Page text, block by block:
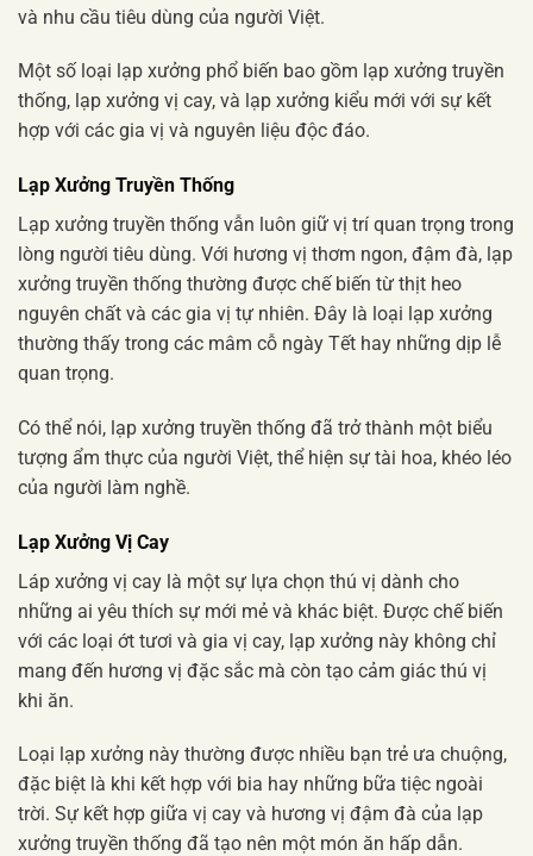
và nhu cầu tiêu dùng của người Việt.
Một số loại lạp xưởng phổ biến bao gồm lạp xưởng truyền
thống, lạp xưởng vị cay, và lạp xưởng kiểu mới với sự kết
hợp với các gia vị và nguyên liệu độc đáo.
Lạp Xưởng Truyền Thống
Lạp xưởng truyền thống vẫn luôn giữ vị trí quan trọng trong
lòng người tiêu dùng. Với hương vị thơm ngon, đậm đà, lạp
xưởng truyền thống thường được chế biến từ thịt heo
nguyên chất và các gia vị tự nhiên. Đây là loại lạp xưởng
thường thấy trong các mâm cỗ ngày Tết hay những dịp lễ
quan trọng.
Có thể nói, lạp xưởng truyền thống đã trở thành một biểu
tượng ẩm thực của người Việt, thể hiện sự tài hoa, khéo léo
của người làm nghề.
Lạp Xưởng Vị Cay
Láp xưởng vị cay là một sự lựa chọn thú vị dành cho
những ai yêu thích sự mới mẻ và khác biệt. Được chế biến
với các loại ớt tươi và gia vị cay, lạp xưởng này không chỉ
mang đến hương vị đặc sắc mà còn tạo cảm giác thú vị
khi ăn.
Loại lạp xưởng này thường được nhiều bạn trẻ ưa chuộng,
đặc biệt là khi kết hợp với bia hay những bữa tiệc ngoài
trời. Sự kết hợp giữa vị cay và hương vị đậm đà của lạp
xưởng truyền thống đã tạo nên một món ăn hấp dẫn.